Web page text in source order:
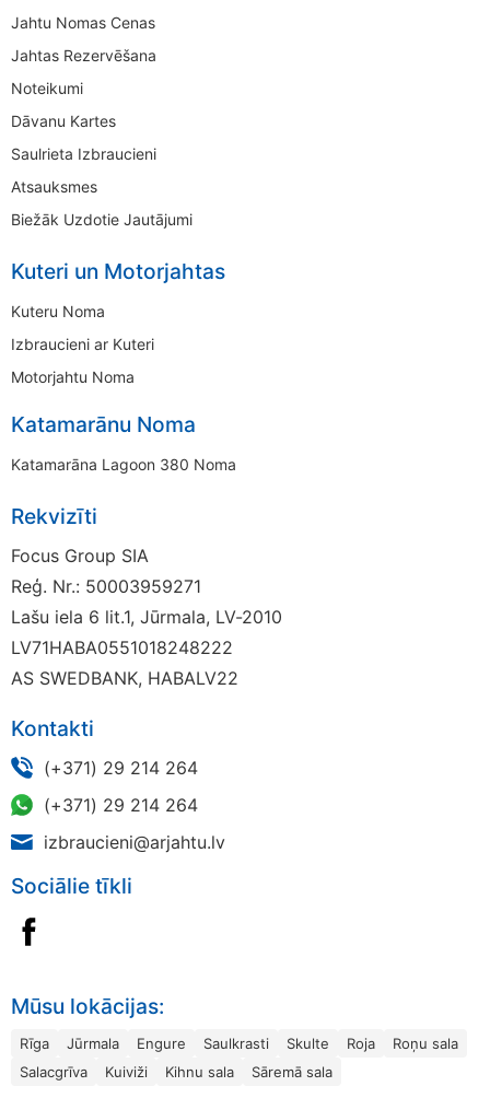
Jahtu Nomas Cenas
Jahtas Rezervēšana
Noteikumi
Dāvanu Kartes
Saulrieta Izbraucieni
Atsauksmes
Biežāk Uzdotie Jautājumi
Kuteri un Motorjahtas
Kuteru Noma
Izbraucieni ar Kuteri
Motorjahtu Noma
Katamarānu Noma
Katamarāna Lagoon 380 Noma
Rekvizīti
Focus Group SIA
Reģ. Nr.: 50003959271
Lašu iela 6 lit.1, Jūrmala, LV-2010
LV71HABA0551018248222
AS SWEDBANK, HABALV22
Kontakti
(+371) 29 214 264
(+371) 29 214 264
izbraucieni@arjahtu.lv
Sociālie tīkli
Mūsu lokācijas:
Rīga Jūrmala Engure Saulkrasti Skulte Roja
Roņu sala
Salacgrīva
Kuiviži Kihnu sala Sāremā sala